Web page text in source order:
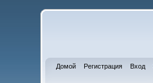
Домой Регистрация Вход